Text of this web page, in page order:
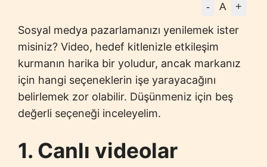
- A +
Sosyal medya pazarlamanızı yenilemek ister
misiniz? Video, hedef kitlenizle etkileşim
kurmanın harika bir yoludur, ancak markanız
için hangi seçeneklerin işe yarayacağını
belirlemek zor olabilir. Düşünmeniz için beş
değerli seçeneği inceleyelim.
1. Canlı videolar